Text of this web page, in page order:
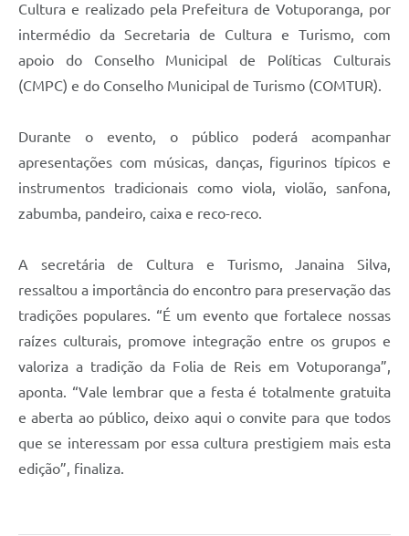
Cultura e realizado pela Prefeitura de Votuporanga, por
intermédio da Secretaria de Cultura e Turismo, com
apoio do Conselho Municipal de Políticas Culturais
(CMPC) e do Conselho Municipal de Turismo (COMTUR).
Durante o evento, o público poderá acompanhar
apresentações com músicas, danças, figurinos típicos e
instrumentos tradicionais como viola, violão, sanfona,
zabumba, pandeiro, caixa e reco-reco.
A secretária de Cultura e Turismo, Janaina Silva,
ressaltou a importância do encontro para preservação das
tradições populares. “É um evento que fortalece nossas
raízes culturais, promove integração entre os grupos e
valoriza a tradição da Folia de Reis em Votuporanga”,
aponta. “Vale lembrar que a festa é totalmente gratuita
e aberta ao público, deixo aqui o convite para que todos
que se interessam por essa cultura prestigiem mais esta
edição”, finaliza.